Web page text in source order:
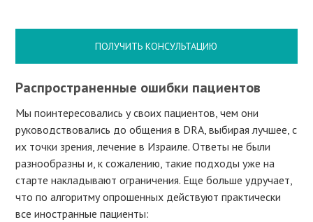
ПОЛУЧИТЬ КОНСУЛЬТАЦИЮ
Распространенные ошибки пациентов
Мы поинтересовались у своих пациентов, чем они
руководствовались до общения в DRA, выбирая лучшее, с
их точки зрения, лечение в Израиле. Ответы не были
разнообразны и, к сожалению, такие подходы уже на
старте накладывают ограничения. Еще больше удручает,
что по алгоритму опрошенных действуют практически
все иностранные пациенты: